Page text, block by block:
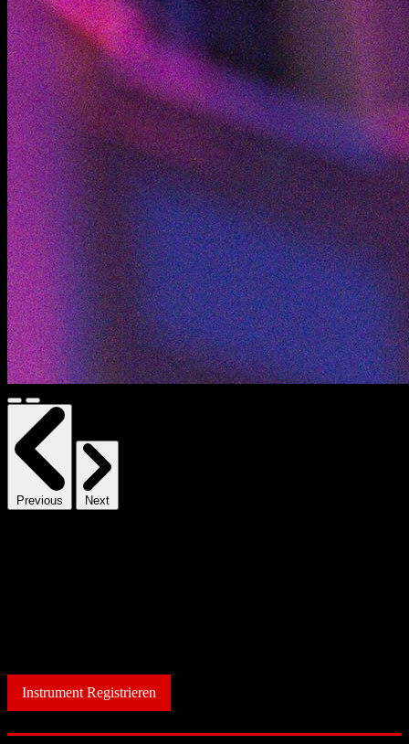
Previous Next
Instrument Registrieren